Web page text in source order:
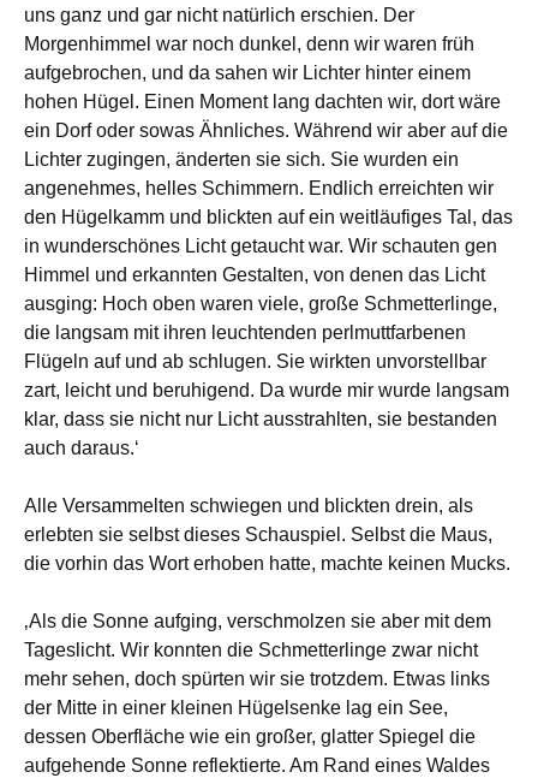
uns ganz und gar nicht natürlich erschien. Der
Morgenhimmel war noch dunkel, denn wir waren früh
aufgebrochen, und da sahen wir Lichter hinter einem
hohen Hügel. Einen Moment lang dachten wir, dort wäre
ein Dorf oder sowas Ähnliches. Während wir aber auf die
Lichter zugingen, änderten sie sich. Sie wurden ein
angenehmes, helles Schimmern. Endlich erreichten wir
den Hügelkamm und blickten auf ein weitläufiges Tal, das
in wunderschönes Licht getaucht war. Wir schauten gen
Himmel und erkannten Gestalten, von denen das Licht
ausging: Hoch oben waren viele, große Schmetterlinge,
die langsam mit ihren leuchtenden perlmuttfarbenen
Flügeln auf und ab schlugen. Sie wirkten unvorstellbar
zart, leicht und beruhigend. Da wurde mir wurde langsam
klar, dass sie nicht nur Licht ausstrahlten, sie bestanden
auch daraus.‘
Alle Versammelten schwiegen und blickten drein, als
erlebten sie selbst dieses Schauspiel. Selbst die Maus,
die vorhin das Wort erhoben hatte, machte keinen Mucks.
‚Als die Sonne aufging, verschmolzen sie aber mit dem
Tageslicht. Wir konnten die Schmetterlinge zwar nicht
mehr sehen, doch spürten wir sie trotzdem. Etwas links
der Mitte in einer kleinen Hügelsenke lag ein See,
dessen Oberfläche wie ein großer, glatter Spiegel die
aufgehende Sonne reflektierte. Am Rand eines Waldes